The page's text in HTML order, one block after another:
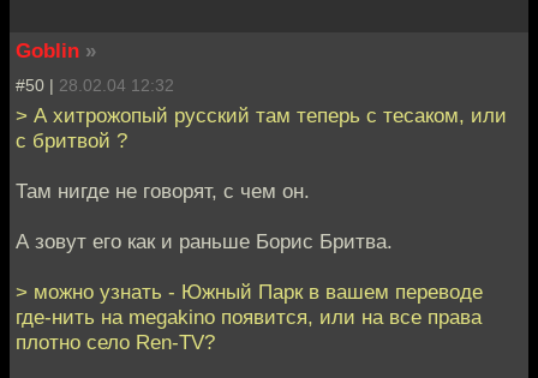
Goblin »
#50 | 28.02.04 12:32
> А хитрожопый русский там теперь с тесаком, или
с бритвой ?
Там нигде не говорят, с чем он.
А зовут его как и раньше Борис Бритва.
> можно узнать - Южный Парк в вашем переводе
где-нить на megakino появится, или на все права
плотно село Ren-TV?